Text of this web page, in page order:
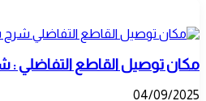
إضاءة
تيار
مكان توصيل القاطع التفاضلي
04/09/2025